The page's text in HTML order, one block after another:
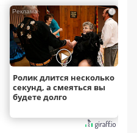
i
Ролик длится несколько
секунд, а смеяться вы
будете долго